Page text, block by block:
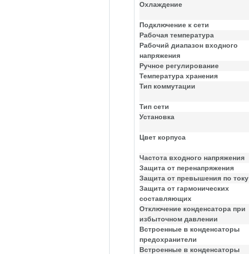
Охлаждение
Подключение к сети
Рабочая температура
Рабочий диапазон входного
напряжения
Ручное регулирование
Температура хранения
Тип коммутации
Тип сети
Установка
Цвет корпуса
Частота входного напряжения
Защита от перенапряжения
Защита от превышения по току
Защита от гармонических
составляющих
Отключение конденсатора при
избыточном давлении
Встроенные в конденсаторы
предохранители
Встроенные в конденсаторы